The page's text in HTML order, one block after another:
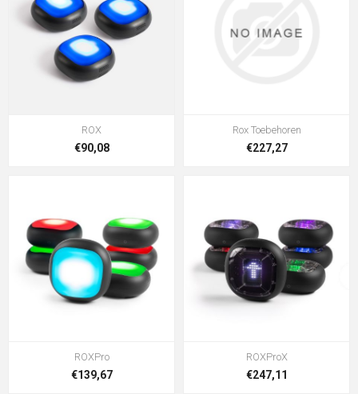
ROX
€90,08
Rox Toebehoren
€227,27
ROXPro
€139,67
ROXProX
€247,11